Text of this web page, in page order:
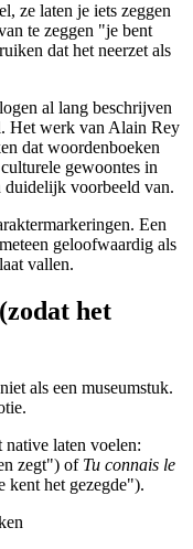
ze laten je iets zeggen
te zeggen "je bent
dat het neerzet als
al lang beschrijven
Het werk van Alain Rey
dat woordenboeken
gewoontes in
duidelijk voorbeeld van.
Een
geloofwaardig als
vallen.
het
als een museumstuk.
laten voelen:
zegt") of Tu connais le
het gezegde").